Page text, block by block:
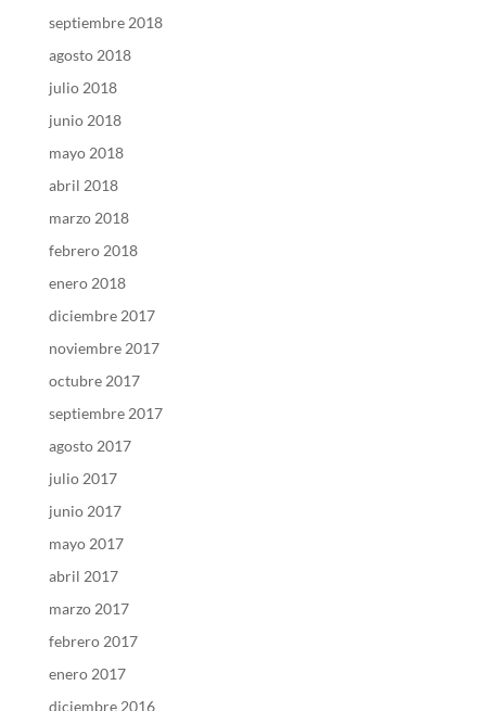
septiembre 2018
agosto 2018
julio 2018
junio 2018
mayo 2018
abril 2018
marzo 2018
febrero 2018
enero 2018
diciembre 2017
noviembre 2017
octubre 2017
septiembre 2017
agosto 2017
julio 2017
junio 2017
mayo 2017
abril 2017
marzo 2017
febrero 2017
enero 2017
diciembre 2016